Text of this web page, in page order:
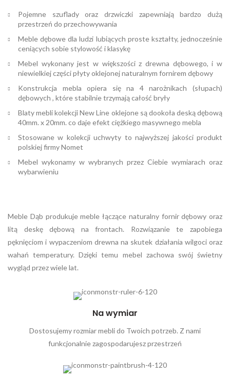
Pojemne szuflady oraz drzwiczki zapewniają bardzo dużą
przestrzeń do przechowywania
Meble dębowe dla ludzi lubiących proste kształty, jednocześnie
ceniących sobie stylowość i klasykę
Mebel wykonany jest w większości z drewna dębowego, i w
niewielkiej części płyty oklejonej naturalnym fornirem dębowy
Konstrukcja mebla opiera się na 4 narożnikach (słupach)
dębowych , które stabilnie trzymają całość bryły
Blaty mebli kolekcji New Line oklejone są dookoła deską dębową
40mm. x 20mm. co daje efekt ciężkiego masywnego mebla
Stosowane w kolekcji uchwyty to najwyższej jakości produkt
polskiej firmy Nomet
Mebel wykonamy w wybranych przez Ciebie wymiarach oraz
wybarwieniu
Meble Dąb produkuje meble łączące naturalny fornir dębowy oraz
litą deskę dębową na frontach. Rozwiązanie te zapobiega
pęknięciom i wypaczeniom drewna na skutek działania wilgoci oraz
wahań temperatury. Dzięki temu mebel zachowa swój świetny
wygląd przez wiele lat.
Na wymiar
Dostosujemy rozmiar mebli do Twoich potrzeb. Z nami
funkcjonalnie zagospodarujesz przestrzeń